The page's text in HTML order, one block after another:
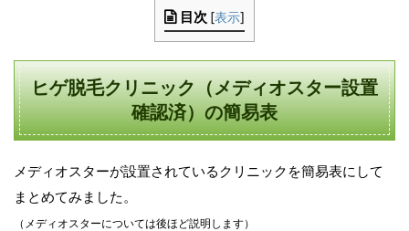
目次 [表示]
ヒゲ脱毛クリニック（メディオスター設置
確認済）の簡易表
メディオスターが設置されているクリニックを簡易表にして
まとめてみました。
（メディオスターについては後ほど説明します）